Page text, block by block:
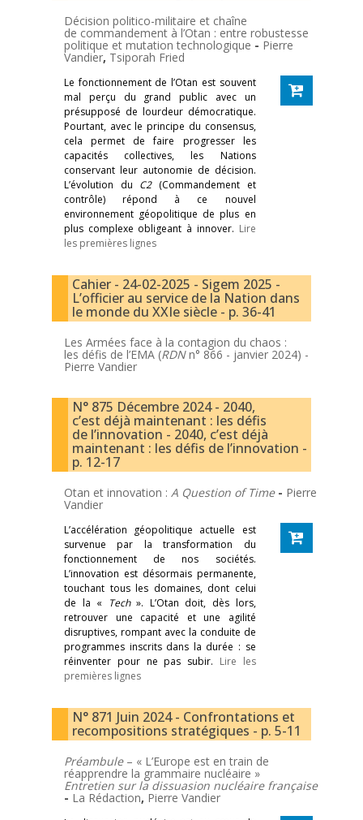
Décision politico-militaire et chaîne
de commandement à l’Otan : entre robustesse
politique et mutation technologique - Pierre
Vandier, Tsiporah Fried
Le fonctionnement de l’Otan est souvent
mal perçu du grand public avec un
présupposé de lourdeur démocratique.
Pourtant, avec le principe du consensus,
cela permet de faire progresser les
capacités collectives, les Nations
conservant leur autonomie de décision.
L’évolution du C2(Commandement et
contrôle) répond à ce nouvel
environnement géopolitique de plus en
plus complexe obligeant à innover. Lire
les premières lignes
Cahier - 24-02-2025 - Sigem 2025 -
L’officier au service de la Nation dans
le monde du XXIe siècle - p. 36-41
Les Armées face à la contagion du chaos :
les défis de l’EMA (RDNn° 866 - janvier 2024) -
Pierre Vandier
N° 875 Décembre 2024 - 2040,
c’est déjà maintenant : les défis
de l’innovation - 2040, c’est déjà
maintenant : les défis de l’innovation -
p. 12-17
Otan et innovation : A Question of Time - Pierre
Vandier
L’accélération géopolitique actuelle est
survenue par la transformation du
fonctionnement de nos sociétés.
L’innovation est désormais permanente,
touchant tous les domaines, dont celui
de la «
Tech». L’Otan doit, dès lors,
retrouver une capacité et une agilité
disruptives, rompant avec la conduite de
programmes inscrits dans la durée : se
réinventer pour ne pas subir. Lire les
premières lignes
N° 871 Juin 2024 - Confrontations et
recompositions stratégiques - p. 5-11
Préambule– « L’Europe est en train de
réapprendre la grammaire nucléaire »
Entretien sur la dissuasion nucléaire française
- La Rédaction, Pierre Vandier